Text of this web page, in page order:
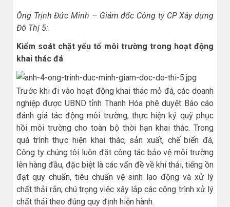
Ông Trịnh Đức Minh – Giám đốc Công ty CP Xây dựng
Đô Thị 5:
Kiểm soát chặt yếu tố môi trường trong hoạt động
khai thác đá
Trước khi đi vào hoạt động khai thác mỏ đá, các doanh
nghiệp được UBND tỉnh Thanh Hóa phê duyệt Báo cáo
đánh giá tác động môi trường, thực hiện ký quỹ phục
hồi môi trường cho toàn bộ thời hạn khai thác. Trong
quá trình thực hiện khai thác, sản xuất, chế biến đá,
Công ty chúng tôi luôn đặt công tác bảo vệ môi trường
lên hàng đầu, đặc biệt là các vấn đề về khí thải, tiếng ồn
đạt quy chuẩn, tiêu chuẩn vệ sinh lao động và xử lý
chất thải rắn; chú trọng việc xây lắp các công trình xử lý
chất thải theo đúng quy định hiện hành.